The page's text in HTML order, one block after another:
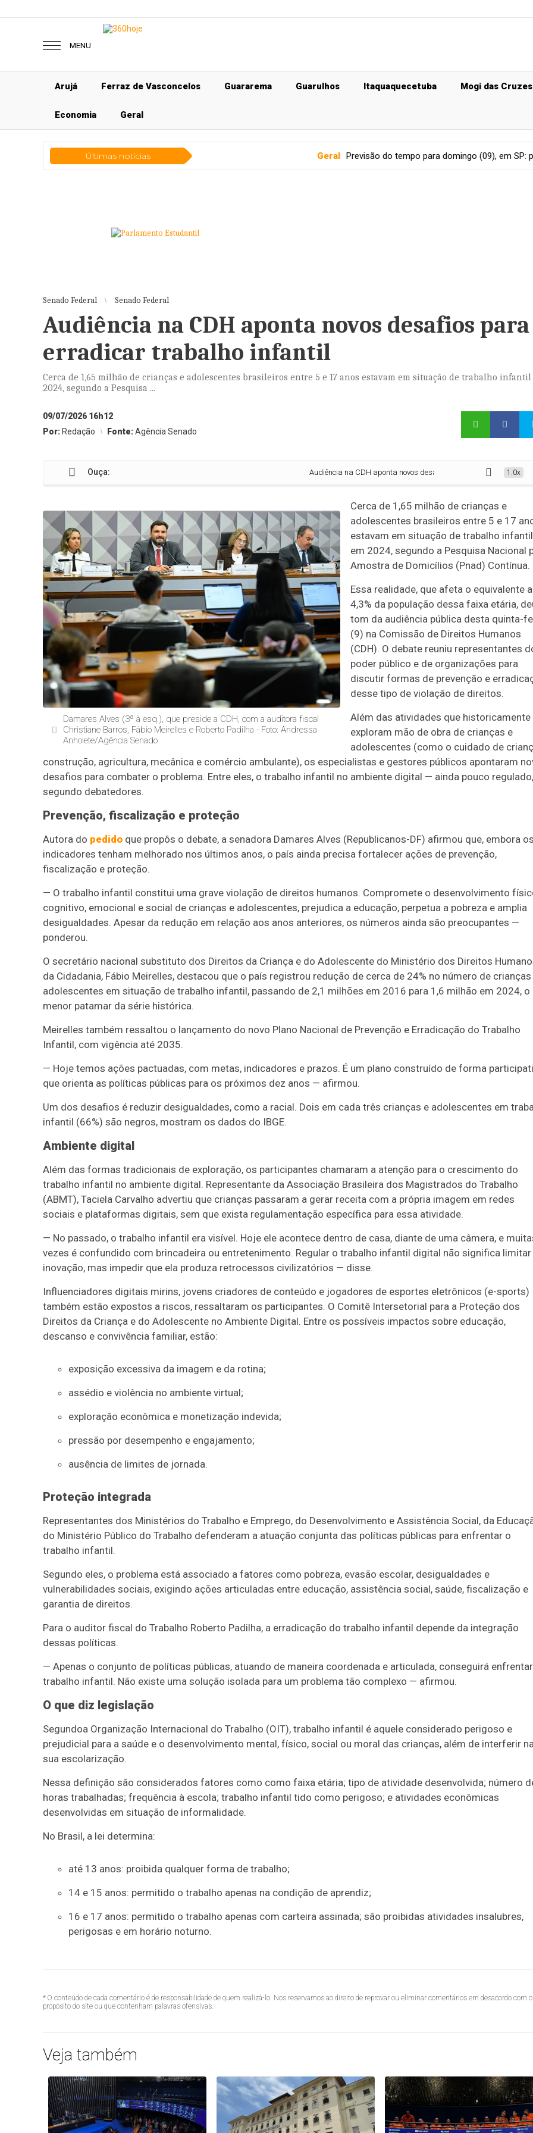
MENU
Arujá Ferraz de Vasconcelos Guararema Guarulhos Itaquaquecetuba Mogi das Cruzes
Economia Geral
Últimas notícias Previsão do tempo para domingo (09), em SP: pancadas de chuva
Senado Federal Senado Federal
Audiência na CDH aponta novos desafios para
erradicar trabalho infantil
Cerca de 1,65 milhão de crianças e adolescentes brasileiros entre 5 e 17 anos estavam em situação de trabalho infantil
2024, segundo a Pesquisa ...
09/07/2026 16h12
Por: Redação Fonte:Agência Senado
Ouça: Audiência na CDH aponta novos desafios para erradicar trabalho infantil
1.0x
Damares Alves (3ª à esq.), que preside a CDH, com a auditora fiscal
Christiane Barros, Fábio Meirelles e Roberto Padilha - Foto: Andressa
Anholete/Agência Senado
Cerca de 1,65 milhão de crianças e
adolescentes brasileiros entre 5 e 17
estavam em situação de trabalho infantil
em 2024, segundo a Pesquisa Nacional
Amostra de Domicílios (Pnad) Contínua.
Essa realidade, que afeta o equivalente a
4,3% da população dessa faixa etária,
tom da audiência pública desta quinta-
(9) na Comissão de Direitos Humanos
(CDH). O debate reuniu representantes
poder público e de organizações para
discutir formas de prevenção e
desse tipo de violação de direitos.
Além das atividades que historicamente
exploram mão de obra de crianças e
adolescentes (como o cuidado de
construção, agricultura, mecânica e comércio ambulante), os especialistas e gestores públicos apontaram
desafios para combater o problema. Entre eles, o trabalho infantil no ambiente digital — ainda pouco regulado,
segundo debatedores.
Prevenção, fiscalização e proteção
Autora do pedido que propôs o debate, a senadora Damares Alves (Republicanos-DF) afirmou que, embora os
indicadores tenham melhorado nos últimos anos, o país ainda precisa fortalecer ações de prevenção,
fiscalização e proteção.
— O trabalho infantil constitui uma grave violação de direitos humanos. Compromete o desenvolvimento
cognitivo, emocional e social de crianças e adolescentes, prejudica a educação, perpetua a pobreza e amplia
desigualdades. Apesar da redução em relação aos anos anteriores, os números ainda são preocupantes —
ponderou.
O secretário nacional substituto dos Direitos da Criança e do Adolescente do Ministério dos Direitos
da Cidadania, Fábio Meirelles, destacou que o país registrou redução de cerca de 24% no número de crianças
adolescentes em situação de trabalho infantil, passando de 2,1 milhões em 2016 para 1,6 milhão em 2024, o
menor patamar da série histórica.
Meirelles também ressaltou o lançamento do novo Plano Nacional de Prevenção e Erradicação do Trabalho
Infantil, com vigência até 2035.
— Hoje temos ações pactuadas, com metas, indicadores e prazos. É um plano construído de forma
que orienta as políticas públicas para os próximos dez anos — afirmou.
Um dos desafios é reduzir desigualdades, como a racial. Dois em cada três crianças e adolescentes em
infantil (66%) são negros, mostram os dados do IBGE.
Ambiente digital
Além das formas tradicionais de exploração, os participantes chamaram a atenção para o crescimento do
trabalho infantil no ambiente digital. Representante da Associação Brasileira dos Magistrados do Trabalho
(ABMT), Taciela Carvalho advertiu que crianças passaram a gerar receita com a própria imagem em redes
sociais e plataformas digitais, sem que exista regulamentação específica para essa atividade.
— No passado, o trabalho infantil era visível. Hoje ele acontece dentro de casa, diante de uma câmera, e
vezes é confundido com brincadeira ou entretenimento. Regular o trabalho infantil digital não significa limitar
inovação, mas impedir que ela produza retrocessos civilizatórios — disse.
Influenciadores digitais mirins, jovens criadores de conteúdo e jogadores de esportes eletrônicos (e-sports)
também estão expostos a riscos, ressaltaram os participantes. O Comitê Intersetorial para a Proteção dos
Direitos da Criança e do Adolescente no Ambiente Digital. Entre os possíveis impactos sobre educação,
descanso e convivência familiar, estão:
exposição excessiva da imagem e da rotina;
assédio e violência no ambiente virtual;
exploração econômica e monetização indevida;
pressão por desempenho e engajamento;
ausência de limites de jornada.
Proteção integrada
Representantes dos Ministérios do Trabalho e Emprego, do Desenvolvimento e Assistência Social, da
do Ministério Público do Trabalho defenderam a atuação conjunta das políticas públicas para enfrentar o
trabalho infantil.
Segundo eles, o problema está associado a fatores como pobreza, evasão escolar, desigualdades e
vulnerabilidades sociais, exigindo ações articuladas entre educação, assistência social, saúde, fiscalização e
garantia de direitos.
Para o auditor fiscal do Trabalho Roberto Padilha, a erradicação do trabalho infantil depende da integração
dessas políticas.
— Apenas o conjunto de políticas públicas, atuando de maneira coordenada e articulada, conseguirá
trabalho infantil. Não existe uma solução isolada para um problema tão complexo — afirmou.
O que diz legislação
Segundoa Organização Internacional do Trabalho (OIT), trabalho infantil é aquele considerado perigoso e
prejudicial para a saúde e o desenvolvimento mental, físico, social ou moral das crianças, além de interferir
sua escolarização.
Nessa definição são considerados fatores como como faixa etária; tipo de atividade desenvolvida; número
horas trabalhadas; frequência à escola; trabalho infantil tido como perigoso; e atividades econômicas
desenvolvidas em situação de informalidade.
No Brasil, a lei determina:
até 13 anos: proibida qualquer forma de trabalho;
14 e 15 anos: permitido o trabalho apenas na condição de aprendiz;
16 e 17 anos: permitido o trabalho apenas com carteira assinada; são proibidas atividades insalubres,
perigosas e em horário noturno.
* O conteúdo de cada comentário é de responsabilidade de quem realizá-lo. Nos reservamos ao direito de reprovar ou eliminar comentários em desacordo com o
propósito do site ou que contenham palavras ofensivas.
Veja também